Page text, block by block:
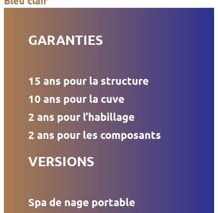
GARANTIES
15 ans pour la structure
10 ans pour la cuve
2 ans pour l’habillage
2 ans pour les composants
VERSIONS
Spa de nage portable